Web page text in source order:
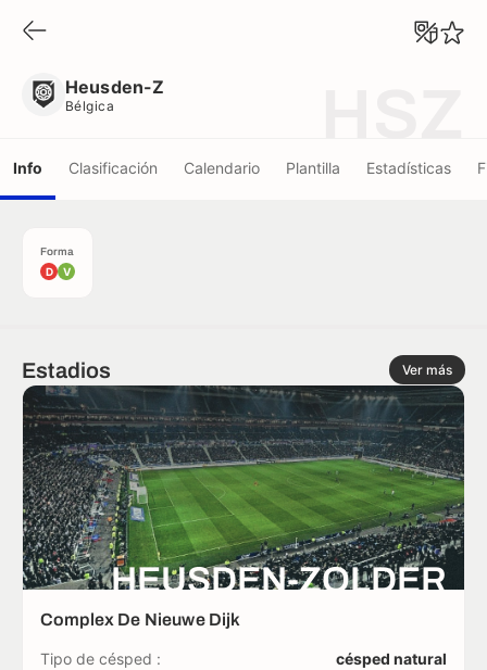
Heusden-Z
Bélgica
Info Clasificación Calendario Plantilla Estadísticas
Forma
D V
Estadios Ver más
HEUSDEN-ZOLDER
Complex De Nieuwe Dijk
Tipo de césped :
césped natural